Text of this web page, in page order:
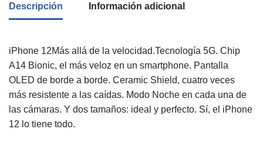
Descripción Información adicional
iPhone 12Más allá de la velocidad.Tecnología 5G. Chip
A14 Bionic, el más veloz en un smartphone. Pantalla
OLED de borde a borde. Ceramic Shield, cuatro veces
más resistente a las caídas. Modo Noche en cada una de
las cámaras. Y dos tamaños: ideal y perfecto. Sí, el iPhone
12 lo tiene todo.